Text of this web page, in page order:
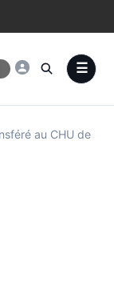
au CHU de